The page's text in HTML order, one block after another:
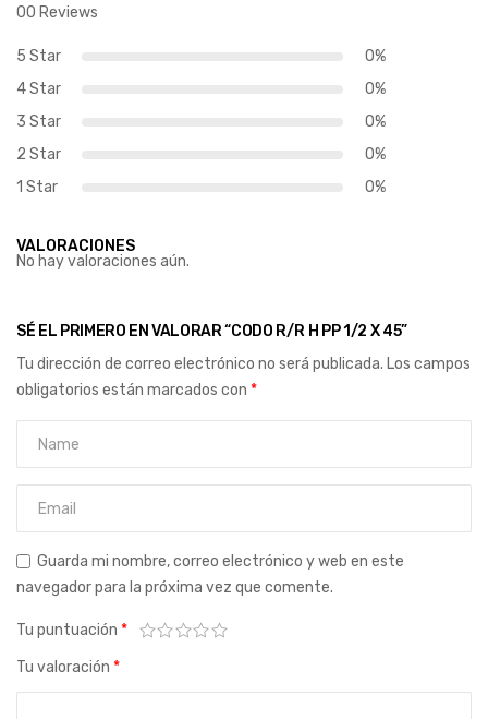
00 Reviews
5 Star
0%
4 Star
0%
3 Star
0%
2 Star
0%
1 Star
0%
VALORACIONES
No hay valoraciones aún.
SÉ EL PRIMERO EN VALORAR “CODO R/R H PP 1/2 X 45”
Tu dirección de correo electrónico no será publicada. Los campos
obligatorios están marcados con *
Guarda mi nombre, correo electrónico y web en este
navegador para la próxima vez que comente.
Tu puntuación *
Tu valoración *